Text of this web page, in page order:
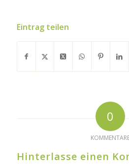
Eintrag teilen
0
Hinterlasse einen